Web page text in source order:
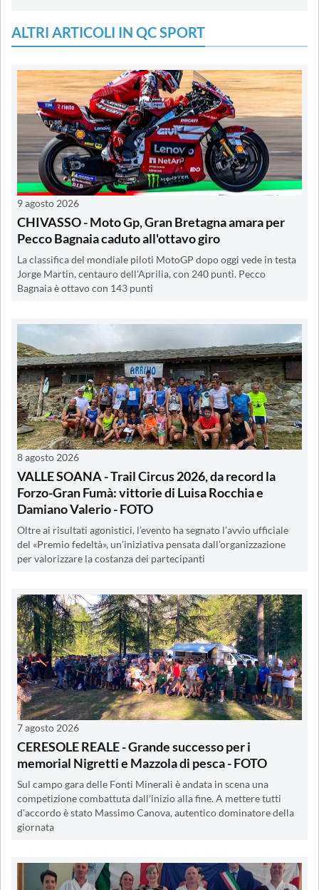
ALTRI ARTICOLI IN QC SPORT
9 agosto 2026
CHIVASSO - Moto Gp, Gran Bretagna amara per
Pecco Bagnaia caduto all'ottavo giro
La classifica del mondiale piloti MotoGP dopo oggi vede in testa
Jorge Martin, centauro dell'Aprilia, con 240 punti. Pecco
Bagnaia è ottavo con 143 punti
8 agosto 2026
VALLE SOANA - Trail Circus 2026, da record la
Forzo-Gran Fumà: vittorie di Luisa Rocchia e
Damiano Valerio - FOTO
Oltre ai risultati agonistici, l’evento ha segnato l’avvio ufficiale
del «Premio fedeltà», un’iniziativa pensata dall’organizzazione
per valorizzare la costanza dei partecipanti
7 agosto 2026
CERESOLE REALE - Grande successo per i
memorial Nigretti e Mazzola di pesca - FOTO
Sul campo gara delle Fonti Minerali è andata in scena una
competizione combattuta dall'inizio alla fine. A mettere tutti
d'accordo è stato Massimo Canova, autentico dominatore della
giornata